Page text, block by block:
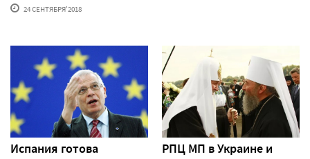
24 СЕНТЯБРЯ'2018
Испания готова
РПЦ МП в Украине и